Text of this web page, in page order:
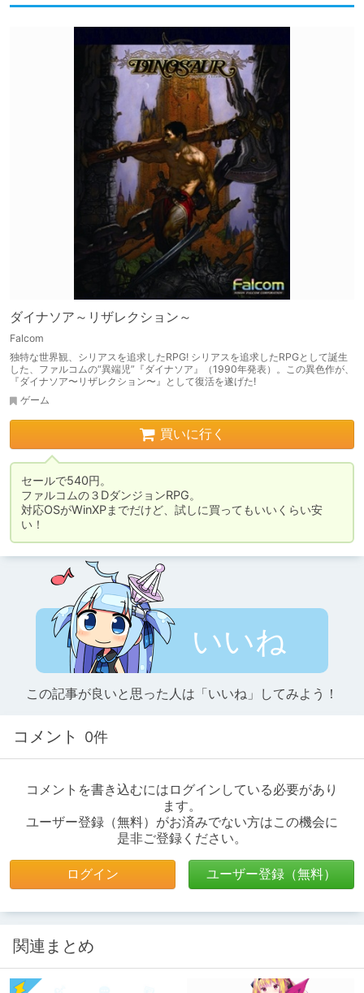
ダイナソア～リザレクション～
Falcom
独特な世界観、シリアスを追求したRPG! シリアスを追求したRPGとして誕生
した、ファルコムの“異端児”『ダイナソア』（1990年発表）。この異色作が、
『ダイナソア〜リザレクション〜』として復活を遂げた!
ゲーム
買いに行く
セールで540円。
ファルコムの３DダンジョンRPG。
対応OSがWinXPまでだけど、試しに買ってもいいくらい安
い！
いいね
この記事が良いと思った人は「いいね」してみよう！
コメント 0件
コメントを書き込むにはログインしている必要があり
ます。
ユーザー登録（無料）がお済みでない方はこの機会に
是非ご登録ください。
ログイン ユーザー登録（無料）
関連まとめ